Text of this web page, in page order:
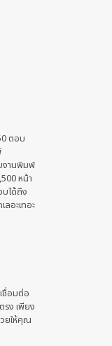
ตอบ
งานพิมพ์
หน้า
ได้ถึง
อะเทอะ
ชื่อมต่อ
รง เพียง
ยให้คุณ